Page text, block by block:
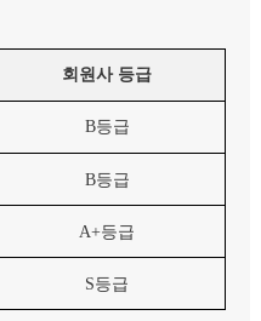
회원사 등급
B등급
B등급
A+등급
S등급